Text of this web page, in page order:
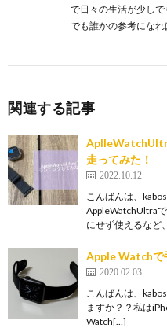
で日々の生活が少し
でも誰かの参考になれ
関連する記事
走ってみた！
2022.10.12
こんばんは、
AppleWatchUltra
にせず使えるなど
Apple Watchで
2020.02.03
こんばんは、
ますか？？私は
Watch[…]